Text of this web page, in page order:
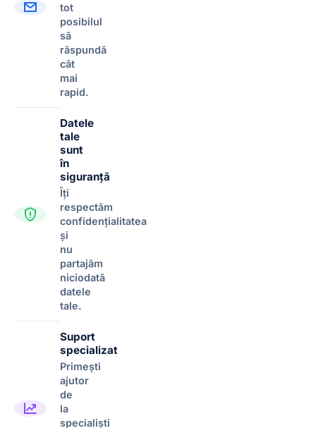
tot
posibilul
să
răspundă
cât
mai
rapid.
Datele
tale
sunt
în
siguranță
Îți
respectăm
confidențialitatea
și
nu
partajăm
niciodată
datele
tale.
Suport
specializat
Primești
ajutor
de
la
specialiști